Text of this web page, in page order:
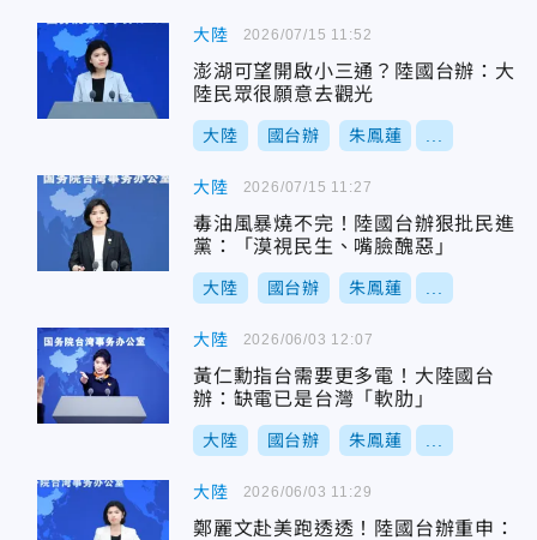
大陸
澎湖可望開啟小三通？陸國台辦：大
陸民眾很願意去觀光
大陸 國台辦 朱鳳蓮
2026/07/15 11:52
大陸
毒油風暴燒不完！陸國台辦狠批民進
黨：「漠視民生、嘴臉醜惡」
大陸 國台辦 朱鳳蓮
2026/07/15 11:27
大陸
黃仁勳指台需要更多電！大陸國台
辦：缺電已是台灣「軟肋」
大陸 國台辦 朱鳳蓮
2026/06/03 12:07
大陸
鄭麗文赴美跑透透！陸國台辦重申：
2026/06/03 11:29